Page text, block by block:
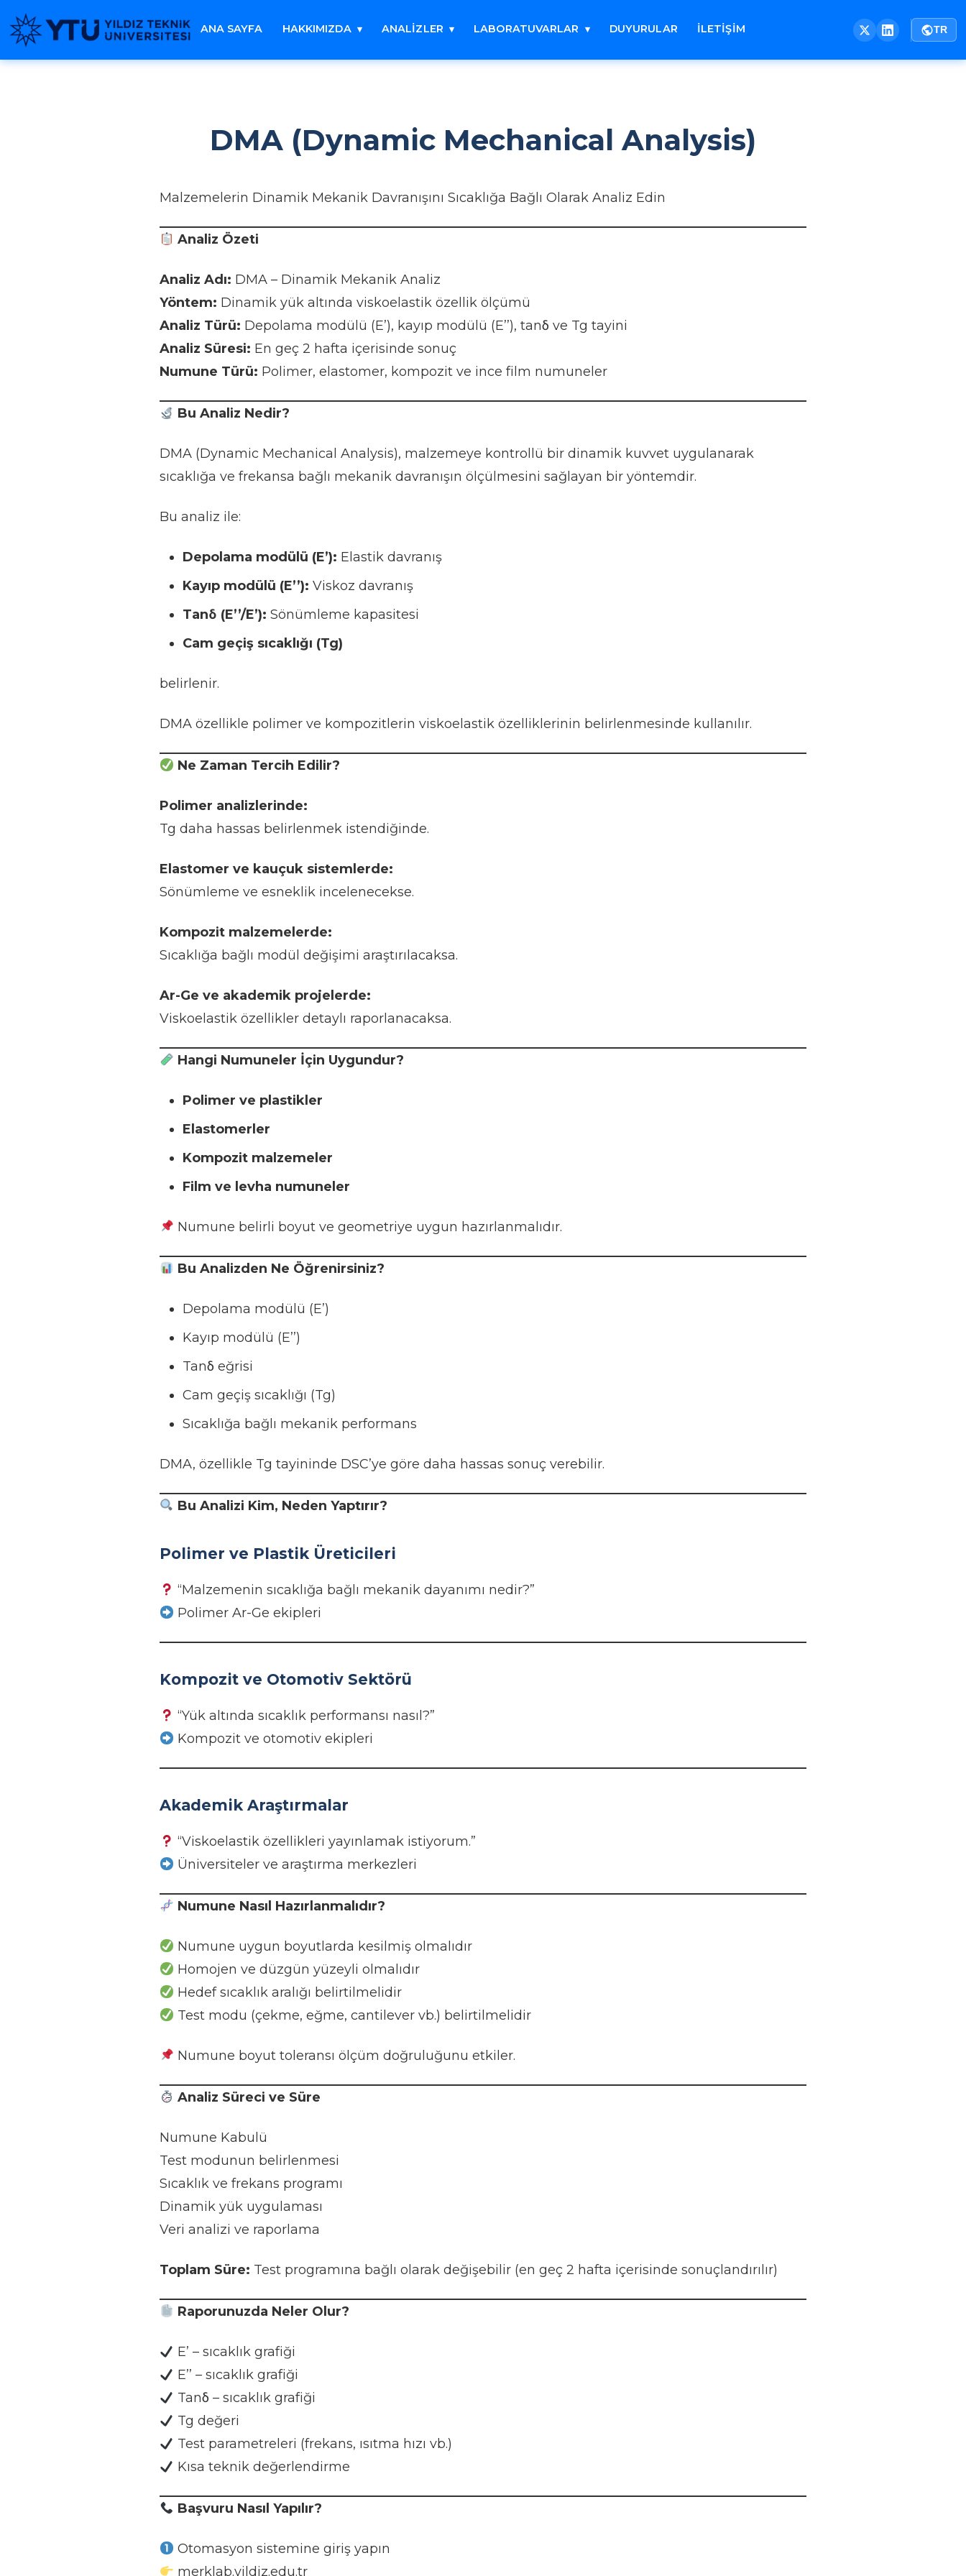
ANA SAYFA HAKKIMIZDA ANALİZLER LABORATUVARLAR DUYURULAR İLETİŞİM TR
DMA (Dynamic Mechanical Analysis)
Malzemelerin Dinamik Mekanik Davranışını Sıcaklığa Bağlı Olarak Analiz Edin
Analiz Özeti
Analiz Adı: DMA – Dinamik Mekanik Analiz
Yöntem: Dinamik yük altında viskoelastik özellik ölçümü
Analiz Türü: Depolama modülü (E’), kayıp modülü (E’’), tanδ ve Tg tayini
Analiz Süresi: En geç 2 hafta içerisinde sonuç
Numune Türü: Polimer, elastomer, kompozit ve ince film numuneler
Bu Analiz Nedir?
DMA (Dynamic Mechanical Analysis), malzemeye kontrollü bir dinamik kuvvet uygulanarak
sıcaklığa ve frekansa bağlı mekanik davranışın ölçülmesini sağlayan bir yöntemdir.
Bu analiz ile:
Depolama modülü (E’): Elastik davranış
Kayıp modülü (E’’): Viskoz davranış
Tanδ (E’’/E’): Sönümleme kapasitesi
Cam geçiş sıcaklığı (Tg)
belirlenir.
DMA özellikle polimer ve kompozitlerin viskoelastik özelliklerinin belirlenmesinde kullanılır.
Ne Zaman Tercih Edilir?
Polimer analizlerinde:
Tg daha hassas belirlenmek istendiğinde.
Elastomer ve kauçuk sistemlerde:
Sönümleme ve esneklik incelenecekse.
Kompozit malzemelerde:
Sıcaklığa bağlı modül değişimi araştırılacaksa.
Ar-Ge ve akademik projelerde:
Viskoelastik özellikler detaylı raporlanacaksa.
Hangi Numuneler İçin Uygundur?
Polimer ve plastikler
Elastomerler
Kompozit malzemeler
Film ve levha numuneler
Numune belirli boyut ve geometriye uygun hazırlanmalıdır.
Bu Analizden Ne Öğrenirsiniz?
Depolama modülü (E’)
Kayıp modülü (E’’)
Tanδ eğrisi
Cam geçiş sıcaklığı (Tg)
Sıcaklığa bağlı mekanik performans
DMA, özellikle Tg tayininde DSC’ye göre daha hassas sonuç verebilir.
Bu Analizi Kim, Neden Yaptırır?
Polimer ve Plastik Üreticileri
“Malzemenin sıcaklığa bağlı mekanik dayanımı nedir?”
Polimer Ar-Ge ekipleri
Kompozit ve Otomotiv Sektörü
“Yük altında sıcaklık performansı nasıl?”
Kompozit ve otomotiv ekipleri
Akademik Araştırmalar
“Viskoelastik özellikleri yayınlamak istiyorum.”
Üniversiteler ve araştırma merkezleri
Numune Nasıl Hazırlanmalıdır?
Numune uygun boyutlarda kesilmiş olmalıdır
Homojen ve düzgün yüzeyli olmalıdır
Hedef sıcaklık aralığı belirtilmelidir
Test modu (çekme, eğme, cantilever vb.) belirtilmelidir
Numune boyut toleransı ölçüm doğruluğunu etkiler.
Analiz Süreci ve Süre
Numune Kabulü
Test modunun belirlenmesi
Sıcaklık ve frekans programı
Dinamik yük uygulaması
Veri analizi ve raporlama
Toplam Süre: Test programına bağlı olarak değişebilir (en geç 2 hafta içerisinde sonuçlandırılır)
Raporunuzda Neler Olur?
E’ – sıcaklık grafiği
E’’ – sıcaklık grafiği
Tanδ – sıcaklık grafiği
Tg değeri
Test parametreleri (frekans, ısıtma hızı vb.)
Kısa teknik değerlendirme
Başvuru Nasıl Yapılır?
Otomasyon sistemine giriş yapın
merklab.yildiz.edu.tr